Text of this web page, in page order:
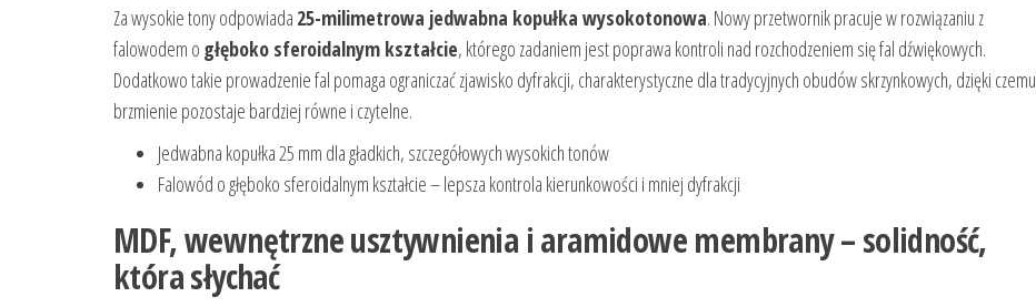
Za wysokie tony odpowiada 25-milimetrowa jedwabna kopułka wysokotonowa. Nowy przetwornik pracuje w rozwiązaniu z
falowodem o głęboko sferoidalnym kształcie, którego zadaniem jest poprawa kontroli nad rozchodzeniem się fal dźwiękowych.
Dodatkowo takie prowadzenie fal pomaga ograniczać zjawisko dyfrakcji, charakterystyczne dla tradycyjnych obudów skrzynkowych, dzięki czemu
brzmienie pozostaje bardziej równe i czytelne.
Jedwabna kopułka 25 mm dla gładkich, szczegółowych wysokich tonów
Falowód o głęboko sferoidalnym kształcie – lepsza kontrola kierunkowości i mniej dyfrakcji
MDF, wewnętrzne usztywnienia i aramidowe membrany – solidność,
która słychać